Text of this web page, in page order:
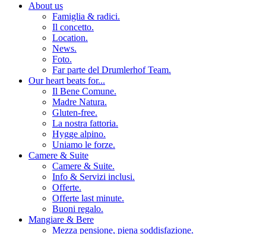
About us
Famiglia & radici.
Il concetto.
Location.
News.
Foto.
Far parte del Drumlerhof Team.
Our heart beats for...
Il Bene Comune.
Madre Natura.
Gluten-free.
La nostra fattoria.
Hygge alpino.
Uniamo le forze.
Camere & Suite
Camere & Suite.
Info & Servizi inclusi.
Offerte.
Offerte last minute.
Buoni regalo.
Mangiare & Bere
Mezza pensione, piena soddisfazione.